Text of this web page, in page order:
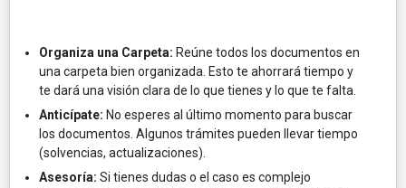
Organiza una Carpeta: Reúne todos los documentos en
una carpeta bien organizada. Esto te ahorrará tiempo y
te dará una visión clara de lo que tienes y lo que te falta.
Anticípate: No esperes al último momento para buscar
los documentos. Algunos trámites pueden llevar tiempo
(solvencias, actualizaciones).
Asesoría: Si tienes dudas o el caso es complejo